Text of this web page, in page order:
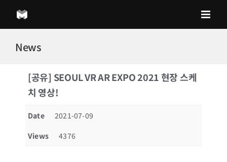
content
News
[공유] SEOUL VR AR EXPO 2021 현장 스케
치 영상!
Date
2021-07-09
Views
4376